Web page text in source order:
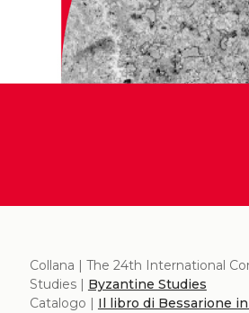
Collana | The 24th International
Studies | Byzantine Studies
Catalogo | Il libro di Bessarione